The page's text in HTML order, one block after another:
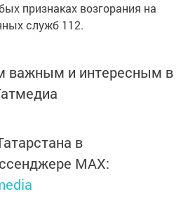
признаках возгорания на
служб 112.
важным и интересным в
в
MАХ: